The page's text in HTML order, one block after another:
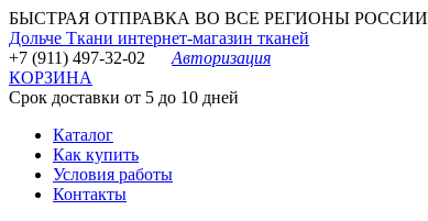
БЫСТРАЯ ОТПРАВКА ВО ВСЕ РЕГИОНЫ РОССИИ
Дольче Ткани интернет-магазин тканей
+7 (911) 497-32-02
Авторизация
КОРЗИНА
Срок доставки от 5 до 10 дней
Каталог
Как купить
Условия работы
Контакты